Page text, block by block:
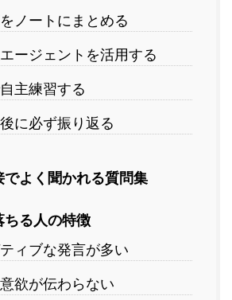
ノートにまとめる
ージェントを活用する
主練習する
に必ず振り返る
でよく聞かれる質問集
ちる人の特徴
ィブな発言が多い
欲が伝わらない